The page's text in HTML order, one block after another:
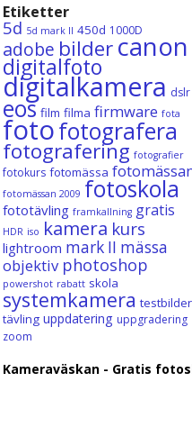
Etiketter
5d 5d mark II 450d 1000D
adobe bilder canon
digitalfoto
digitalkamera dslr
eos film filma firmware fota
fotofotografera
fotografering fotografier
fotokurs fotomässa
fotomässan 2009 fotoskola
fototävling framkallning gratis
HDR iso kamera kurs
lightroom mark II mässa
objektiv photoshop
powershot rabatt skola
systemkamera testbilder
tävling uppdatering uppgradering
zoom
Kameraväskan - Gratis